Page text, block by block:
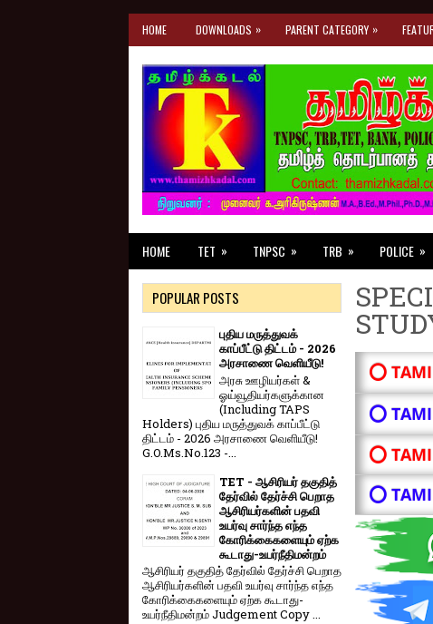
HOME DOWNLOADS » PARENT CATEGORY »
HOME TET » TNPSC » TRB » POLICE »
⭕
⭕
⭕
⭕
POPULAR POSTS
புதிய மருத்துவக்
காப்பீட்டு திட்டம் - 2026
அரசாணை வெளியீடு!
அரசு ஊழியர்கள் &
ஓய்வூதியர்களுக்கான
(Including TAPS
Holders) புதிய மருத்துவக் காப்பீட்டு
திட்டம் - 2026 அரசாணை வெளியீடு!
G.O.Ms.No.123 -...
TET - ஆசிரியர் தகுதித்
தேர்வில் தேர்ச்சி பெறாத
ஆசிரியர்களின் பதவி
உயர்வு சார்ந்த எந்த
கோரிக்கைகளையும் ஏற்க
கூடாது-உயர்நீதிமன்றம்
ஆசிரியர் தகுதித் தேர்வில் தேர்ச்சி பெறாத
ஆசிரியர்களின் பதவி உயர்வு சார்ந்த எந்த
கோரிக்கைகளையும் ஏற்க கூடாது-
உயர்நீதிமன்றம் Judgement Copy ...